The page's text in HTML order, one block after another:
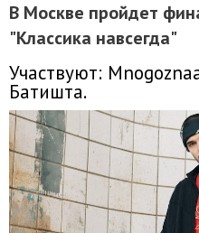
В Москве пройдет
"Классика навсегда"
Участвуют:
Батишта.